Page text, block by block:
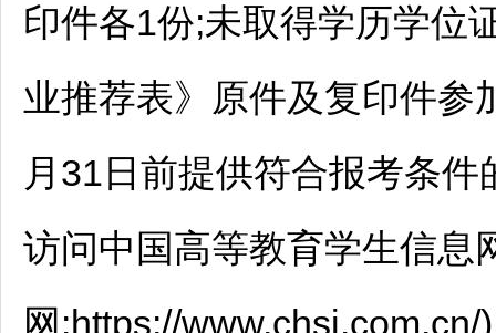
印件各1份;未取得学历学位
业推荐表》原件及复印件参
月31日前提供符合报考条
访问中国高等教育学生信息
网:https://